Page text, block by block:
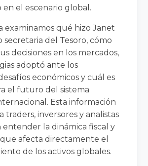
en el escenario global.
examinamos qué hizo Janet
secretaria del Tesoro, cómo
decisiones en los mercados,
adoptó ante los
económicos y cuál es
el futuro del sistema
Esta información
traders, inversores y analistas
la dinámica fiscal y
afecta directamente el
de los activos globales.